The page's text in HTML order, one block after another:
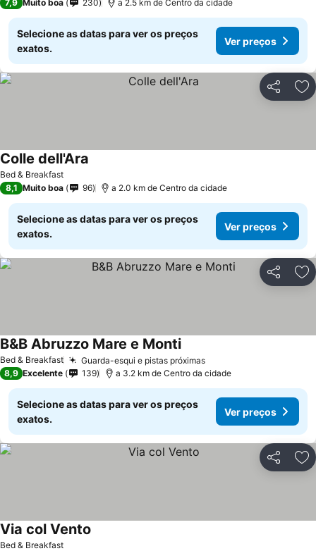
7,9 Muito boa 230 a 2.5 km de Centro da cidade
Selecione as datas para ver os preços
exatos.
Ver preços
Partilhar
Bed & Breakfast
Colle dell'Ara
8,1 Muito boa 96 a 2.0 km de Centro da cidade
Selecione as datas para ver os preços
exatos.
Ver preços
Partilhar
Bed & Breakfast Guarda-esqui e pistas próximas
B&B Abruzzo Mare e Monti
8,9 Excelente 139 a 3.2 km de Centro da cidade
Selecione as datas para ver os preços
exatos.
Ver preços
Partilhar
Bed & Breakfast
Via col Vento